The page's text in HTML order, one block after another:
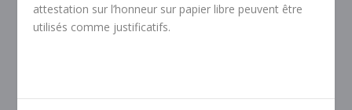
attestation sur l’honneur sur papier libre peuvent être
utilisés comme justificatifs.